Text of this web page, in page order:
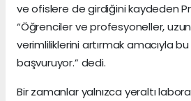
ve ofislere de girdiğini kaydeden
“Öğrenciler ve profesyoneller,
verimliliklerini artırmak amacıyla
başvuruyor.” dedi.
Bir zamanlar yalnızca yeraltı